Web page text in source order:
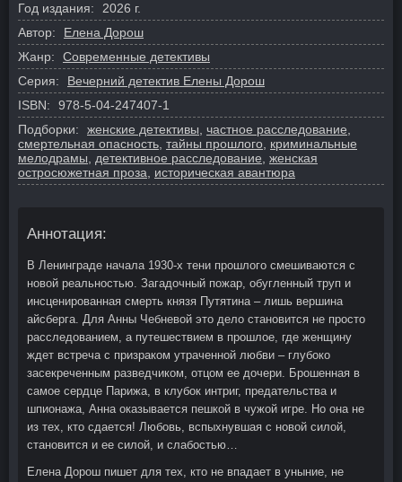
Год издания:
2026 г.
Автор:
Елена Дорош
Жанр:
Современные детективы
Серия:
Вечерний детектив Елены Дорош
ISBN:
978-5-04-247407-1
Подборки:
женские детективы, частное расследование,
смертельная опасность, тайны прошлого, криминальные
мелодрамы, детективное расследование, женская
остросюжетная проза, историческая авантюра
Аннотация:
В Ленинграде начала 1930-х тени прошлого смешиваются с
новой реальностью. Загадочный пожар, обугленный труп и
инсценированная смерть князя Путятина – лишь вершина
айсберга. Для Анны Чебневой это дело становится не просто
расследованием, а путешествием в прошлое, где женщину
ждет встреча с призраком утраченной любви – глубоко
засекреченным разведчиком, отцом ее дочери. Брошенная в
самое сердце Парижа, в клубок интриг, предательства и
шпионажа, Анна оказывается пешкой в чужой игре. Но она не
из тех, кто сдается! Любовь, вспыхнувшая с новой силой,
становится и ее силой, и слабостью…
Елена Дорош пишет для тех, кто не впадает в уныние, не